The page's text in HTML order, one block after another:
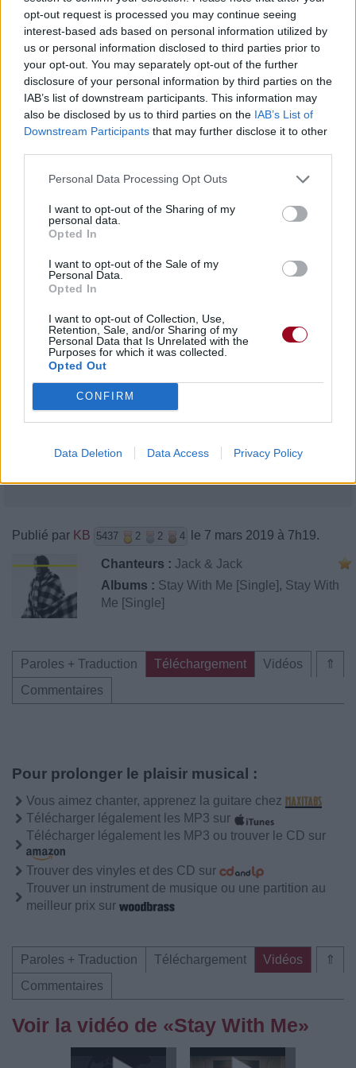
opt-out request is processed you may continue seeing
interest-based ads based on personal information utilized by
us or personal information disclosed to third parties prior to
your opt-out. You may separately opt-out of the further
disclosure of your personal information by third parties on the
IAB’s list of downstream participants. This information may
also be disclosed by us to third parties on the IAB’s List of
Downstream Participants that may further disclose it to other
Personal Data Processing Opt Outs
I want to opt-out of the Sharing of my
personal data.
Opted In
I want to opt-out of the Sale of my
Personal Data.
Opted In
I want to opt-out of Collection, Use,
Retention, Sale, and/or Sharing of my
Personal Data that Is Unrelated with the
Purposes for which it was collected.
Opted Out
CONFIRM
Data Deletion Data Access Privacy Policy
Mais reste avec moi
Stay with me (stay with me, stay with me)
Reste avec moi (reste avec moi, reste avec moi)
Sources des paroles originales:Genius.com
__________
“Stay With Me” est le troisième ‘two week track’ de Jack &
Jack depuis qu'ils ont commencé à sortir un single toute
comment la série 13 Reasons Why les ont inspiré pour
Publié par KB 5437 2 2 4 le 7 mars 2019 à 7h19.
Chanteurs : Jack & Jack
Albums : Stay With Me [Single], Stay With
Me [Single]
⇑
Paroles + Traduction Téléchargement
Vidéos
Commentaires
Pour prolonger le plaisir musical :
Vous aimez chanter, apprenez la guitare chez
Télécharger légalement les MP3 sur
Télécharger légalement les MP3 ou trouver le CD sur
Trouver des vinyles et des CD sur
Trouver un instrument de musique ou une partition au
meilleur prix sur
⇑
Paroles + Traduction Téléchargement
Vidéos
Commentaires
Voir la vidéo de «Stay With Me»